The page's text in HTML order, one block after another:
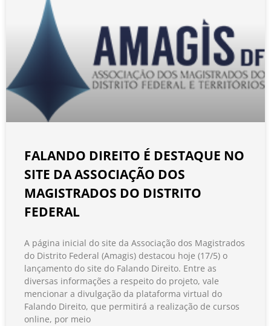
FALANDO DIREITO É DESTAQUE NO
SITE DA ASSOCIAÇÃO DOS
MAGISTRADOS DO DISTRITO
FEDERAL
A página inicial do site da Associação dos Magistrados
do Distrito Federal (Amagis) destacou hoje (17/5) o
lançamento do site do Falando Direito. Entre as
diversas informações a respeito do projeto, vale
mencionar a divulgação da plataforma virtual do
Falando Direito, que permitirá a realização de cursos
online, por meio